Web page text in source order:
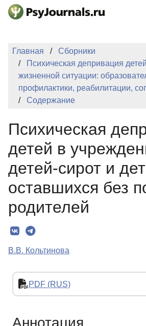
Перейти к основному содержанию
НОВОСТИ
АВТОРЫ
ПОДАТЬ
БАЗА ЗНАНИЙ
КЛЮЧЕВЫЕ
Главная
Сборники
Психическая депривация
жизненной ситуации:
профилактики, реабилитации,
Содержание
Психическая
детей в
детей-сирот и
оставшихся без
родителей
В.В. Кольтинова
PDF (RUS)
Аннотация